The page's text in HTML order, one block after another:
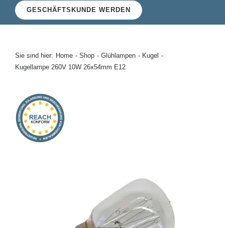
Glühlampen
Kontakt
GESCHÄFTSKUNDE WERDEN
Sie sind hier: Home Shop Glühlampen
Kugel
Kugellampe 260V 10W 26x54mm E12